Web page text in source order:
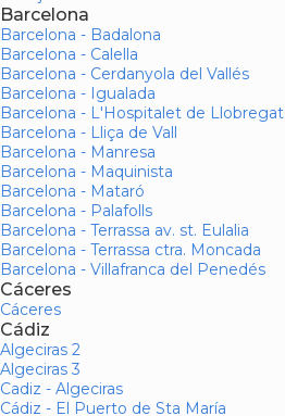
Barcelona
Barcelona - Badalona
Barcelona - Calella
Barcelona - Cerdanyola del Vallés
Barcelona - Igualada
Barcelona - L'Hospitalet de Llobregat
Barcelona - Lliça de Vall
Barcelona - Manresa
Barcelona - Maquinista
Barcelona - Mataró
Barcelona - Palafolls
Barcelona - Terrassa av. st. Eulalia
Barcelona - Terrassa ctra. Moncada
Barcelona - Villafranca del Penedés
Cáceres
Cáceres
Cádiz
Algeciras 2
Algeciras 3
Cadiz - Algeciras
Cádiz - El Puerto de Sta María